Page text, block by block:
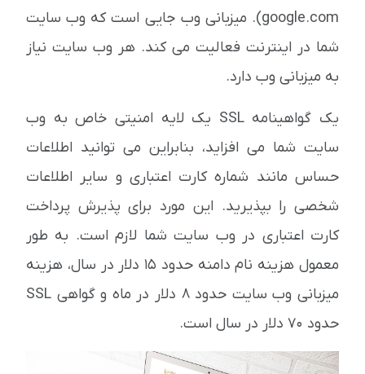
google.com). میزبانی وب جایی است که وب سایت
شما در اینترنت فعالیت می کند. هر وب سایت نیاز
به میزبانی وب دارد.
یک گواهینامه SSL یک لایه امنیتی خاص به وب
سایت شما می افزاید، بنابراین می توانید اطلاعات
حساس مانند شماره کارت اعتباری و سایر اطلاعات
شخصی را بپذیرید. این مورد برای پذیرش پرداخت
کارت اعتباری در وب سایت شما لازم است. به طور
معمول هزینه نام دامنه حدود 15 دلار در سال، هزینه
میزبانی وب سایت حدود 8 دلار در ماه و گواهی SSL
حدود 70 دلار در سال است.